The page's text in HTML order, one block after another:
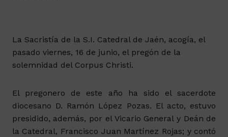
La Sacristía de la S.I. Catedral de Jaén, acogía, el
pasado viernes, 16 de junio, el pregón de la
solemnidad del Corpus Christi.
El pregonero de este año ha sido el sacerdote
diocesano D. Ramón López Pozas. El acto, estuvo
presidido, además, por el Vicario General y Deán de
la Catedral, Francisco Juan Martínez Rojas; y contó